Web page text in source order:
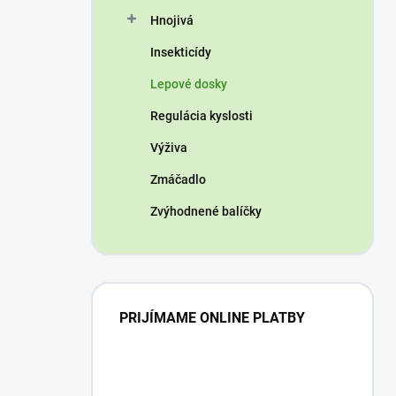
Hnojivá
Insekticídy
Lepové dosky
Regulácia kyslosti
Výživa
Zmáčadlo
Zvýhodnené balíčky
PRIJÍMAME ONLINE PLATBY